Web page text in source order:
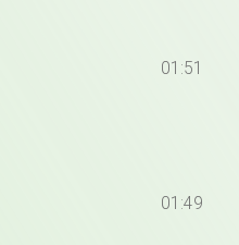
01:51
01:49